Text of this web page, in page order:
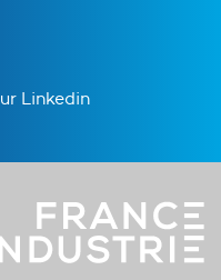
Linkedin